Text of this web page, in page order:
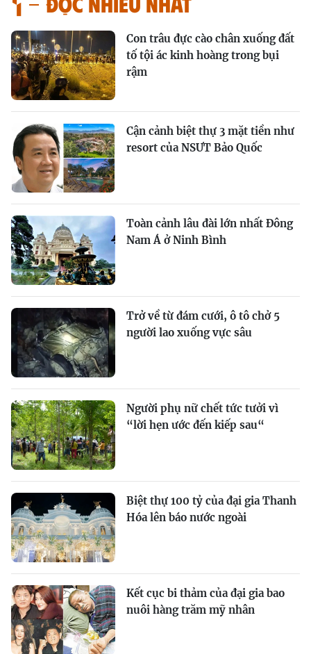
Con trâu đực cào chân xuống đất
tố tội ác kinh hoàng trong bụi
rậm
Cận cảnh biệt thự 3 mặt tiền như
resort của NSƯT Bảo Quốc
Toàn cảnh lâu đài lớn nhất Đông
Nam Á ở Ninh Bình
Trở về từ đám cưới, ô tô chở 5
người lao xuống vực sâu
Người phụ nữ chết tức tưởi vì
“lời hẹn ước đến kiếp sau“
Biệt thự 100 tỷ của đại gia Thanh
Hóa lên báo nước ngoài
Kết cục bi thảm của đại gia bao
nuôi hàng trăm mỹ nhân